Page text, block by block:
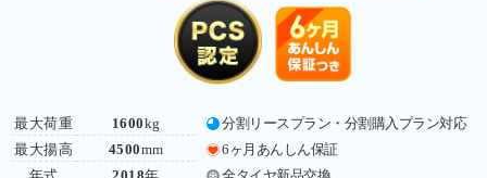
最大荷重
最大揚高
1600kg
4500mm
分割リースプラン・分割購入プラン対応
6ヶ月あんしん保証